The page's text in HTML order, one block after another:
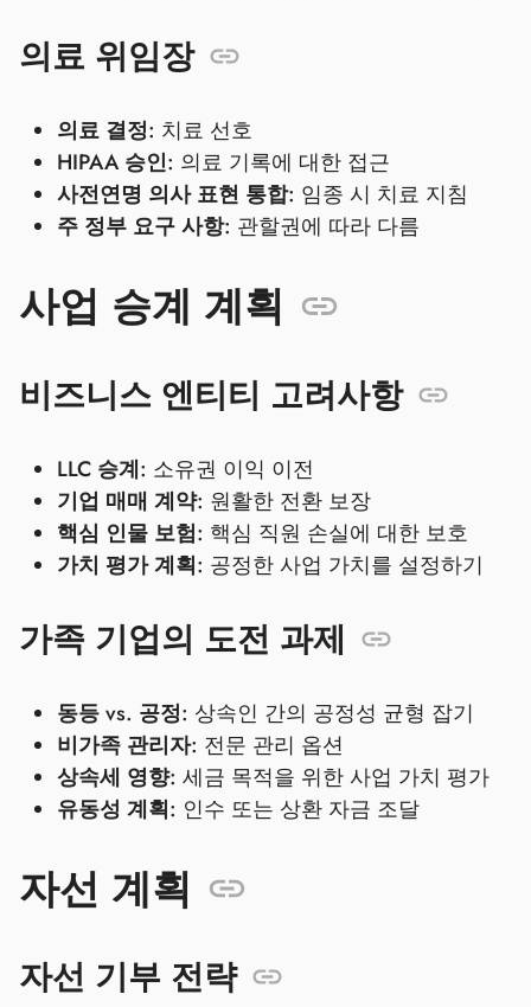
의료 위임장
의료 결정: 치료 선호
HIPAA 승인: 의료 기록에 대한 접근
사전연명 의사 표현 통합: 임종 시 치료 지침
주 정부 요구 사항: 관할권에 따라 다름
사업 승계 계획
비즈니스 엔티티 고려사항
LLC 승계: 소유권 이익 이전
기업 매매 계약: 원활한 전환 보장
핵심 인물 보험: 핵심 직원 손실에 대한 보호
가치 평가 계획: 공정한 사업 가치를 설정하기
가족 기업의 도전 과제
동등 vs. 공정: 상속인 간의 공정성 균형 잡기
비가족 관리자: 전문 관리 옵션
상속세 영향: 세금 목적을 위한 사업 가치 평가
유동성 계획: 인수 또는 상환 자금 조달
자선 계획
자선 기부 전략